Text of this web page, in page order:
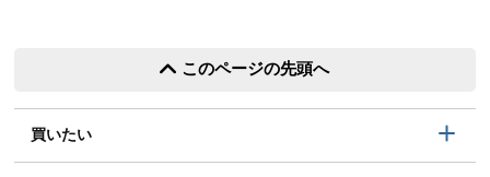
このページの先頭へ
買いたい